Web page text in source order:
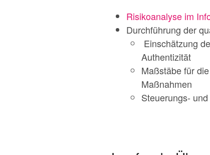
Risikoanalyse im
Durchführung der
Einschätzung
Authentizität
Maßstäbe für
Maßnahmen
Steuerungs-